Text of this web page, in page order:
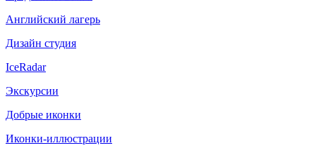
Английский лагерь
Дизайн студия
IceRadar
Экскурсии
Добрые иконки
Иконки-иллюстрации